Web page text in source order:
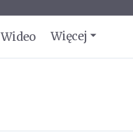
Wideo Więcej